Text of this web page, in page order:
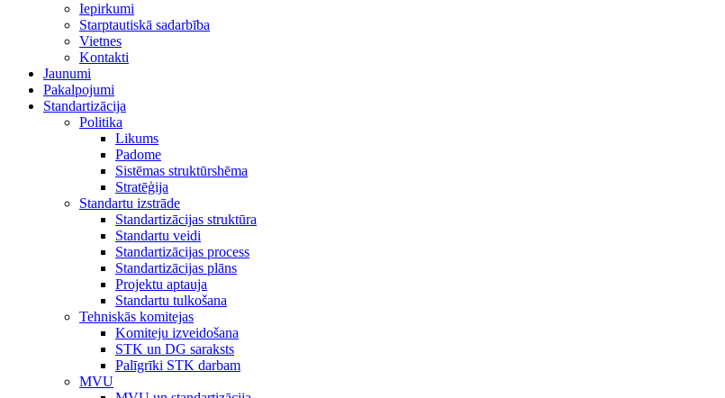
Iepirkumi
Starptautiskā sadarbība
Vietnes
Kontakti
Jaunumi
Pakalpojumi
Standartizācija
Politika
Likums
Padome
Sistēmas struktūrshēma
Stratēģija
Standartu izstrāde
Standartizācijas struktūra
Standartu veidi
Standartizācijas process
Standartizācijas plāns
Projektu aptauja
Standartu tulkošana
Tehniskās komitejas
Komiteju izveidošana
STK un DG saraksts
Palīgrīki STK darbam
MVU